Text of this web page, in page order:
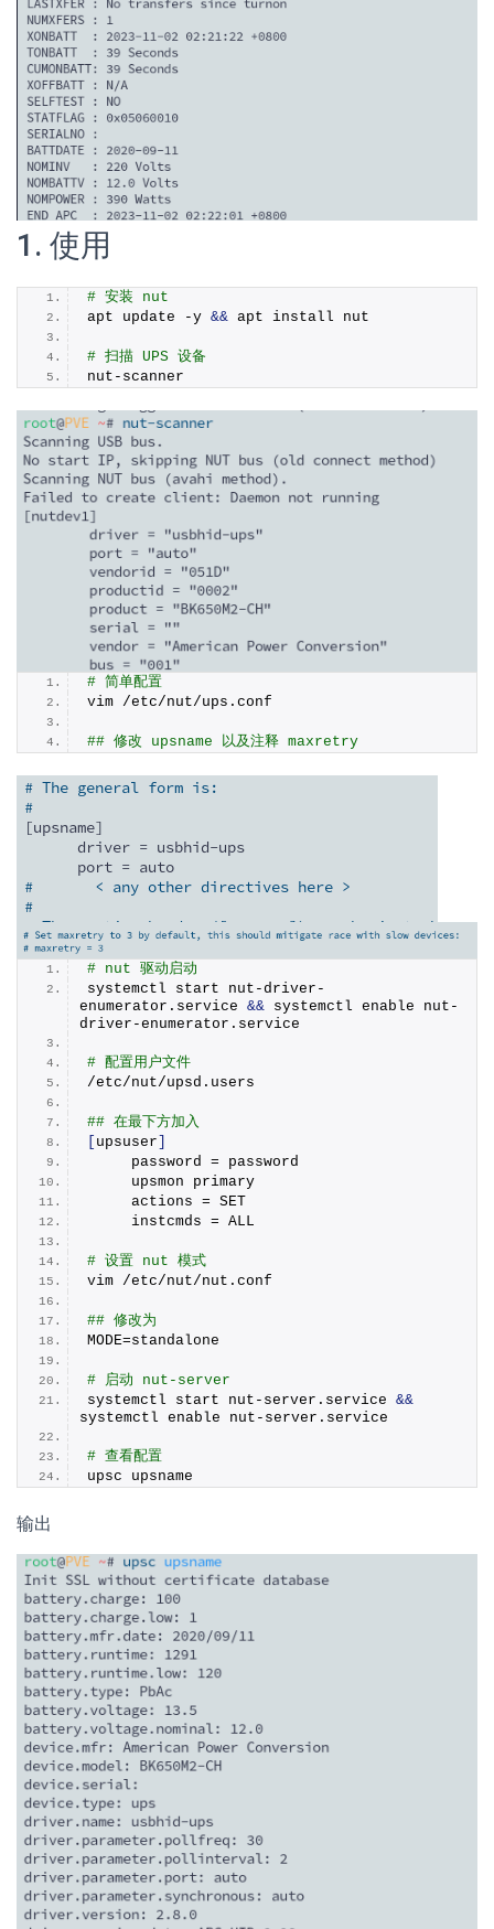
1. 使用
# 安装 nut
apt update -y && apt install nut
# 扫描 UPS 设备
nut-scanner
# 简单配置
vim /etc/nut/ups. conf
## 修改 upsname 以及注释 maxretry
# nut 驱动启动
systemctl start nut-driver-
enumerator. service && systemctl enable nut-
driver-enumerator. service
# 配置用户文件
/etc/nut/upsd. users
## 在最下方加入
upsuser
     password = password
     upsmon primary
     actions = SET
     instcmds = ALL
# 设置 nut 模式
vim /etc/nut/nut. conf
## 修改为
MODE=standalone
# 启动 nut-server
systemctl start nut-server. service &&
systemctl enable nut-server. service
# 查看配置
upsc upsname
输出